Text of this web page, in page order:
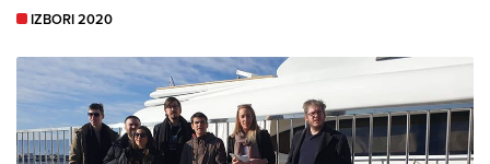
IZBORI 2020